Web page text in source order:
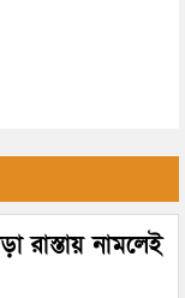
রাস্তায় নামলেই